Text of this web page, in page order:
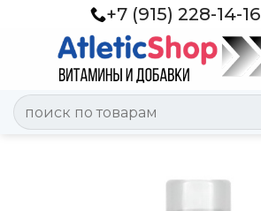
+7 (915) 228-14-16
Искать: